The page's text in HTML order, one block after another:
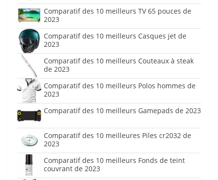
Comparatif des 10 meilleurs TV 65 pouces de
2023
Comparatif des 10 meilleurs Casques jet de
2023
Comparatif des 10 meilleurs Couteaux à steak
de 2023
Comparatif des 10 meilleurs Polos hommes de
2023
Comparatif des 10 meilleurs Gamepads de 2023
Comparatif des 10 meilleures Piles cr2032 de
2023
Comparatif des 10 meilleurs Fonds de teint
couvrant de 2023